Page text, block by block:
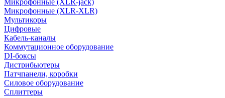
Микрофонные (XLR-jack)
Микрофонные (XLR-XLR)
Мультикоры
Цифровые
Кабель-каналы
Коммутационное оборудование
DI-боксы
Дистрибьютеры
Патчпанели, коробки
Силовое оборудование
Сплиттеры